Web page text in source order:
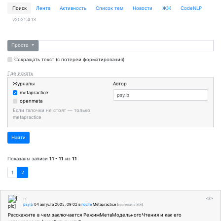
Поиск Лента Активность Cписок тем Новости ЖЖ CodeNLP
v2021.4.13
Просто
Сокращать текст (с потерей форматирования)
Где искать
Журналы
metapractice
openmeta
Если галочки не стоят — только
metapractice
Автор
Найти
Показаны записи 11 - 11 из 11
1 2
</>
...
psy_b 04 августа 2005, 09:02 в постеMetapractice (оригинал в ЖЖ)
Расскажите в чем заключается РежимМетаМодельногоЧтения и как его